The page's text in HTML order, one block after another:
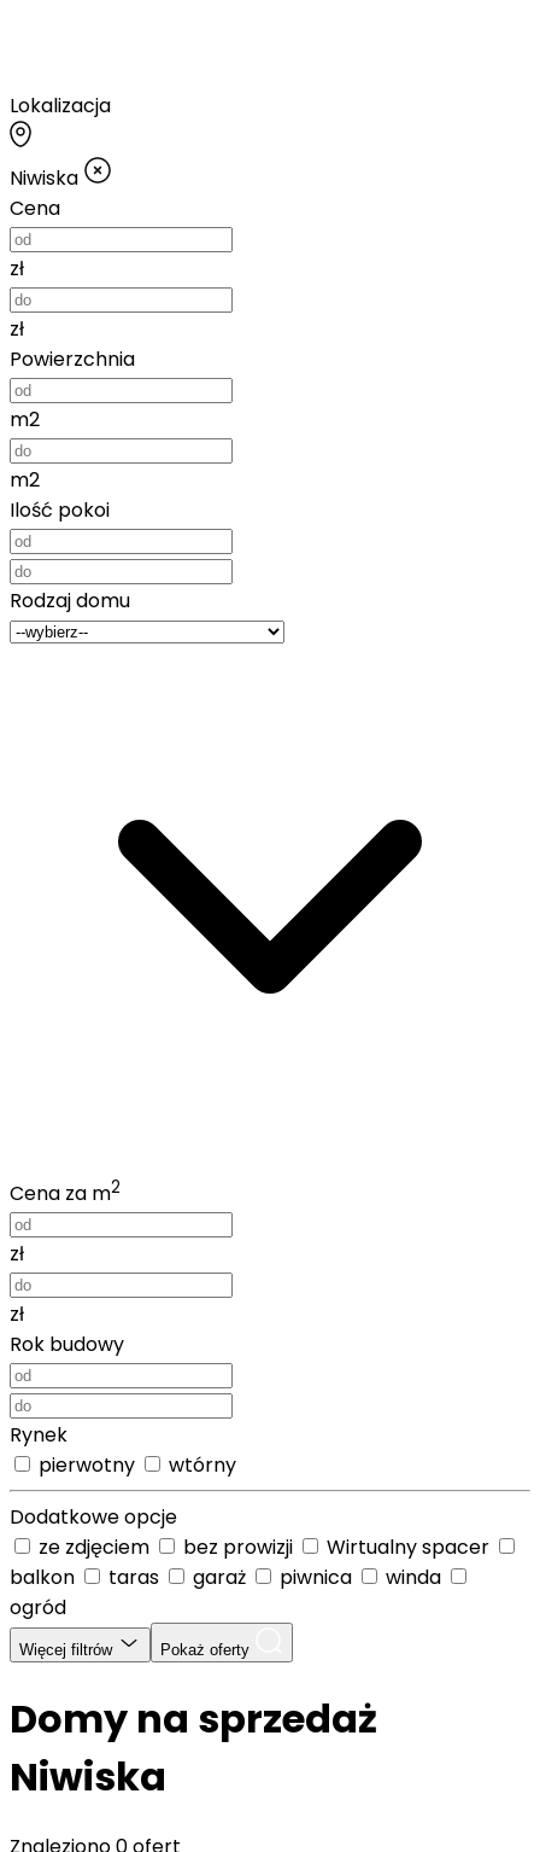
Lokalizacja
Niwiska
Cena
zł
zł
Powierzchnia
m2
m2
Ilość pokoi
Rodzaj domu
Cena za m2
zł
zł
Rok budowy
Rynek
pierwotny
wtórny
Dodatkowe opcje
ze zdjęciem
bez prowizji
Wirtualny spacer
balkon
taras garaż piwnica
winda
ogród
Więcej filtrów Pokaż oferty
Domy na sprzedaż
Niwiska